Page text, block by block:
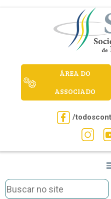
ÁREA DO
ASSOCIADO
/